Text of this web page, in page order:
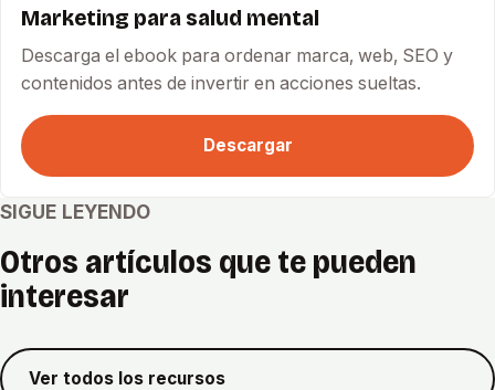
Marketing para salud mental
Descarga el ebook para ordenar marca, web, SEO y
contenidos antes de invertir en acciones sueltas.
Descargar
SIGUE LEYENDO
Otros artículos que te pueden
interesar
Ver todos los recursos